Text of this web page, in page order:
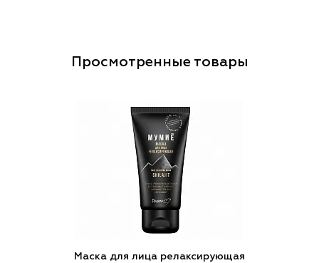
Просмотренные товары
Маска для лица релаксирующая